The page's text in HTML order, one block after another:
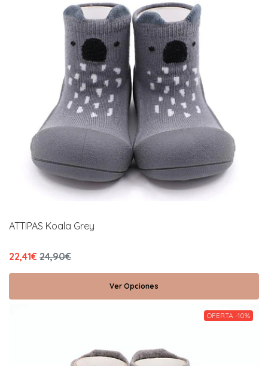
ATTIPAS Koala Grey
22,41€ 24,90€
Ver Opciones
OFERTA -10%